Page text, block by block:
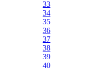
33
34
35
36
37
38
39
40